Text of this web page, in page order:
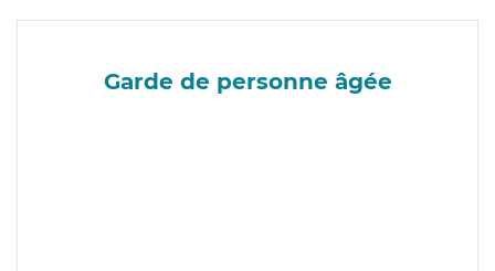
Garde de personne âgée